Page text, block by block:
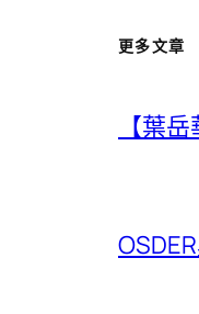
更多文章
【葉